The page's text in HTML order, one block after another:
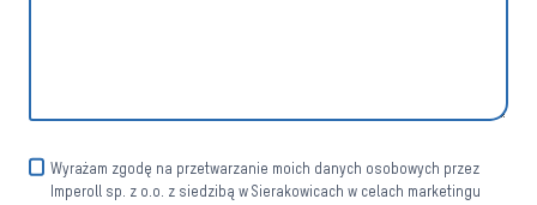
Wyrażam zgodę na przetwarzanie moich danych osobowych przez
Imperoll sp. z o.o. z siedzibą w Sierakowicach w celach marketingu